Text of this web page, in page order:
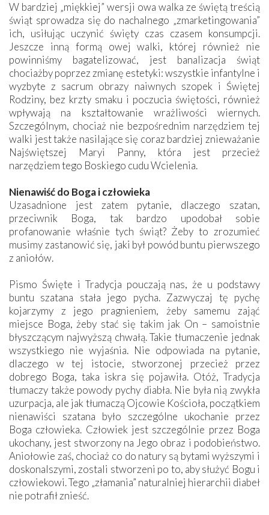
W bardziej „miękkiej” wersji owa walka ze świętą treścią
świąt sprowadza się do nachalnego „zmarketingowania”
ich, usiłując uczynić święty czas czasem konsumpcji.
Jeszcze inną formą owej walki, której również nie
powinniśmy bagatelizować, jest banalizacja świąt
chociażby poprzez zmianę estetyki: wszystkie infantylne i
wyzbyte z sacrum obrazy naiwnych szopek i Świętej
Rodziny, bez krzty smaku i poczucia świętości, również
wpływają na kształtowanie wrażliwości wiernych.
Szczególnym, chociaż nie bezpośrednim narzędziem tej
walki jest także nasilające się coraz bardziej znieważanie
Najświętszej Maryi Panny, która jest przecież
narzędziem tego Boskiego cudu Wcielenia.
Nienawiść do Boga i człowieka
Uzasadnione jest zatem pytanie, dlaczego szatan,
przeciwnik Boga, tak bardzo upodobał sobie
profanowanie właśnie tych świąt? Żeby to zrozumieć
musimy zastanowić się, jaki był powód buntu pierwszego
z aniołów.
Pismo Święte i Tradycja pouczają nas, że u podstawy
buntu szatana stała jego pycha. Zazwyczaj tę pychę
kojarzymy z jego pragnieniem, żeby samemu zająć
miejsce Boga, żeby stać się takim jak On – samoistnie
błyszczącym najwyższą chwałą. Takie tłumaczenie jednak
wszystkiego nie wyjaśnia. Nie odpowiada na pytanie,
dlaczego w tej istocie, stworzonej przecież przez
dobrego Boga, taka iskra się pojawiła. Otóż, Tradycja
tłumaczy także powody pychy diabła. Nie była nią zwykła
uzurpacja, ale jak tłumaczą Ojcowie Kościoła, początkiem
nienawiści szatana było szczególne ukochanie przez
Boga człowieka. Człowiek jest szczególnie przez Boga
ukochany, jest stworzony na Jego obraz i podobieństwo.
Aniołowie zaś, chociaż co do natury są bytami wyższymi i
doskonalszymi, zostali stworzeni po to, aby służyć Bogu i
człowiekowi. Tego „złamania” naturalniej hierarchii diabeł
nie potrafił znieść.